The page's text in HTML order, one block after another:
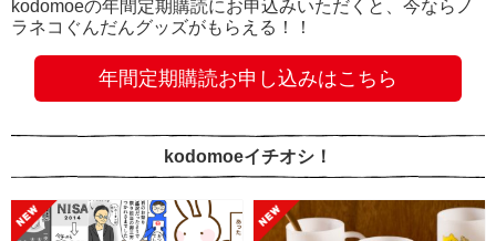
kodomoeの年間定期購読にお申込みいただくと、今ならノ
ラネコぐんだんグッズがもらえる！！
年間定期購読お申し込みはこちら
kodomoeイチオシ！